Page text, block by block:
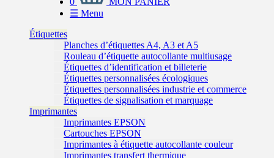
☰ Menu
Étiquettes
Planches d’étiquettes A4, A3 et A5
Rouleau d’étiquette autocollante multiusage
Étiquettes d’identification et billeterie
Étiquettes personnalisées écologiques
Étiquettes personnalisées industrie et commerce
Étiquettes de signalisation et marquage
Imprimantes
Imprimantes EPSON
Cartouches EPSON
Imprimantes à étiquette autocollante couleur
Imprimantes transfert thermique